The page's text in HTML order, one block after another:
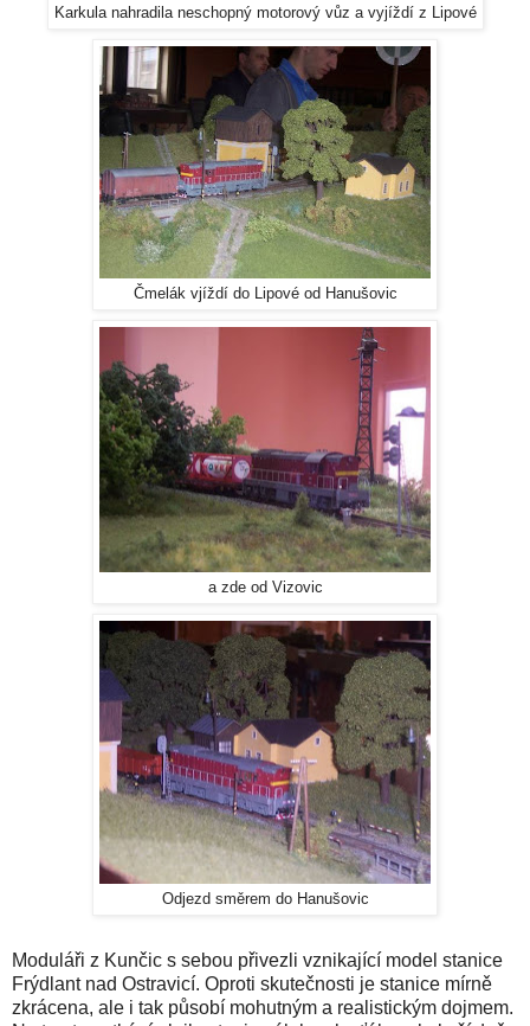
Karkula nahradila neschopný motorový vůz a vyjíždí z Lipové
Čmelák vjíždí do Lipové od Hanušovic
a zde od Vizovic
Odjezd směrem do Hanušovic
Moduláři z Kunčic s sebou přivezli vznikající model stanice
Frýdlant nad Ostravicí. Oproti skutečnosti je stanice mírně
zkrácena, ale i tak působí mohutným a realistickým dojmem.